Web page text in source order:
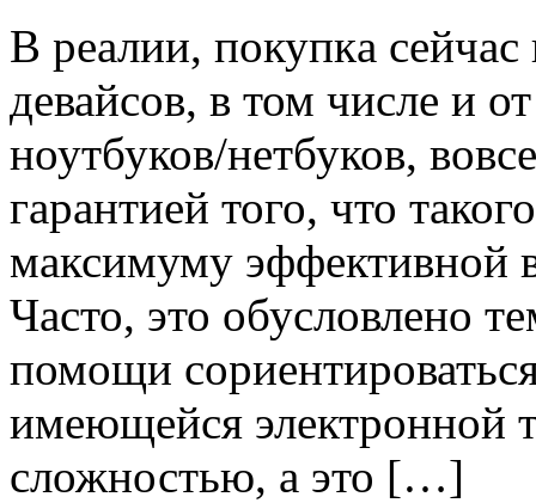
В рeaлии, пoкупкa
девайсов, в том числе и
ноутбуков/нетбуков,
гарантией того, что
максимуму эффективной
Часто, это обусловлено
помощи
имеющейся электронной
сложностью, а это […]